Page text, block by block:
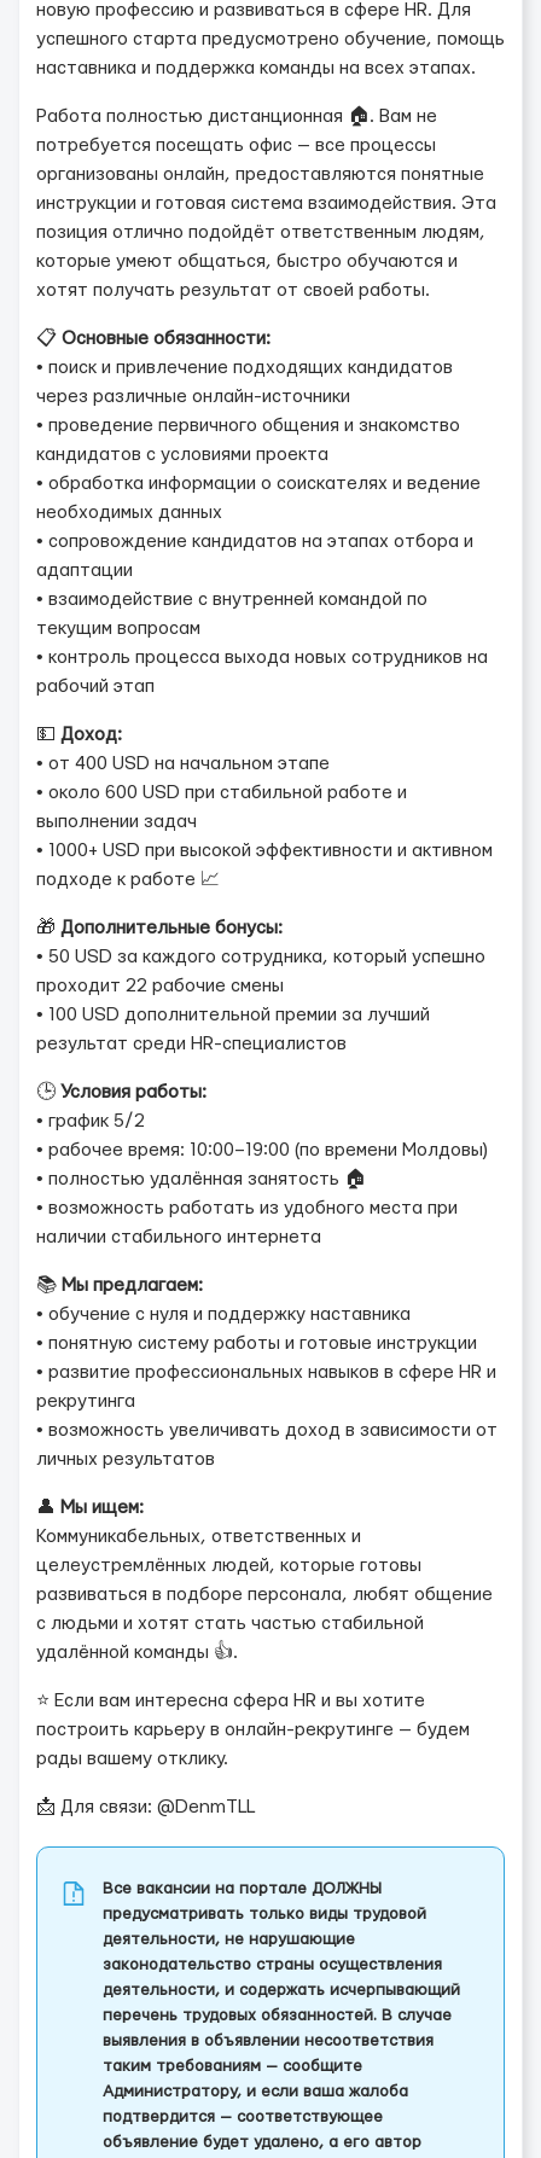
новую профессию и развиваться в сфере HR. Для
успешного старта предусмотрено обучение, помощь
наставника и поддержка команды на всех этапах.
Работа полностью дистанционная 🏠. Вам не
потребуется посещать офис — все процессы
организованы онлайн, предоставляются понятные
инструкции и готовая система взаимодействия. Эта
позиция отлично подойдёт ответственным людям,
которые умеют общаться, быстро обучаются и
хотят получать результат от своей работы.
📋 Основные обязанности:
• поиск и привлечение подходящих кандидатов
через различные онлайн-источники
• проведение первичного общения и знакомство
кандидатов с условиями проекта
• обработка информации о соискателях и ведение
необходимых данных
• сопровождение кандидатов на этапах отбора и
адаптации
• взаимодействие с внутренней командой по
текущим вопросам
• контроль процесса выхода новых сотрудников на
рабочий этап
💵 Доход:
• от 400 USD на начальном этапе
• около 600 USD при стабильной работе и
выполнении задач
• 1000+ USD при высокой эффективности и активном
подходе к работе 📈
🎁 Дополнительные бонусы:
• 50 USD за каждого сотрудника, который успешно
проходит 22 рабочие смены
• 100 USD дополнительной премии за лучший
результат среди HR-специалистов
🕒 Условия работы:
• график 5/2
• рабочее время: 10:00–19:00 (по времени Молдовы)
• полностью удалённая занятость 🏠
• возможность работать из удобного места при
наличии стабильного интернета
📚 Мы предлагаем:
• обучение с нуля и поддержку наставника
• понятную систему работы и готовые инструкции
• развитие профессиональных навыков в сфере HR и
рекрутинга
• возможность увеличивать доход в зависимости от
личных результатов
👤 Мы ищем:
Коммуникабельных, ответственных и
целеустремлённых людей, которые готовы
развиваться в подборе персонала, любят общение
с людьми и хотят стать частью стабильной
удалённой команды 👍.
⭐ Если вам интересна сфера HR и вы хотите
построить карьеру в онлайн-рекрутинге — будем
рады вашему отклику.
📩 Для связи: @DenmTLL
Все вакансии на портале ДОЛЖНЫ
предусматривать только виды трудовой
деятельности, не нарушающие
законодательство страны осуществления
деятельности, и содержать исчерпывающий
перечень трудовых обязанностей. В случае
выявления в объявлении несоответствия
таким требованиям — сообщите
Администратору, и если ваша жалоба
подтвердится — соответствующее
объявление будет удалено, а его автор